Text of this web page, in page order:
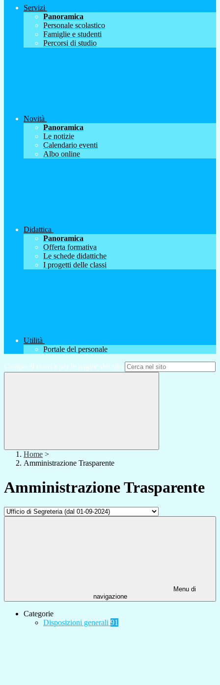
Servizi
Panoramica
Personale scolastico
Famiglie e studenti
Percorsi di studio
Novità
Panoramica
Le notizie
Calendario eventi
Albo online
Didattica
Panoramica
Offerta formativa
Le schede didattiche
I progetti delle classi
Utilità
Portale del personale
Campo di ricerca per le pagine del sito
Home >
Amministrazione Trasparente
Amministrazione Trasparente
Menu di
navigazione
Categorie
Disposizioni generali 91